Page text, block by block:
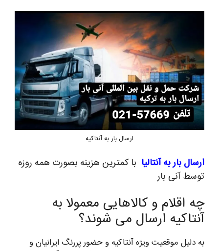
ارسال بار به آنتاکیه
ارسال بار به آنتالیا با کمترین هزینه بصورت همه روزه
توسط آنی بار
چه اقلام و کالاهایی معمولا به
آنتاکیه ارسال می شوند؟
به دلیل موقعیت ویژه آنتاکیه و حضور پررنگ ایرانیان و